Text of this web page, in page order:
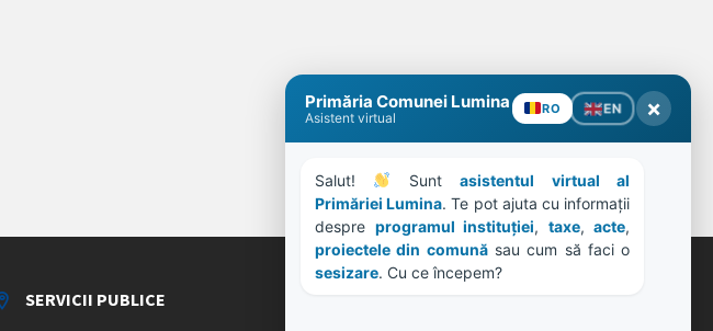
SERVICII PUBLICE
Primăria Comunei Lumina
Asistent virtual
RO EN ×
Salut! Sunt asistentul virtual al
Primăriei Lumina. Te pot ajuta cu informații
despre programul instituției, taxe, acte
proiectele din comună
sesizare. Cu ce începem?